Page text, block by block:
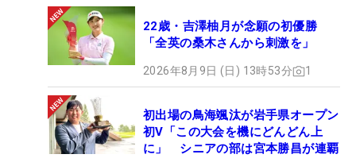
22歳・吉澤柚月が念願の初優勝
「全英の桑木さんから刺激を」
2026年8月9日 (日) 13時53分 1
初出場の鳥海颯汰が岩手県オープン
初V「この大会を機にどんどん上
に」 シニアの部は宮本勝昌が連覇